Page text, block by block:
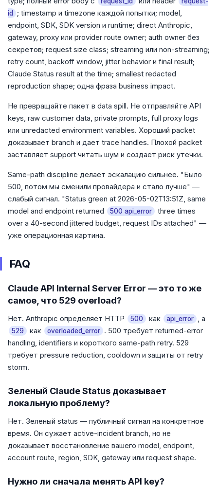
id
; timestamp и timezone каждой попытки; model,
endpoint, SDK, SDK version и runtime; direct Anthropic,
gateway, proxy или provider route owner; auth owner без
секретов; request size class; streaming или non-streaming;
retry count, backoff window, jitter behavior и final result;
Claude Status result at the time; smallest redacted
reproduction shape; одна фраза business impact.
Не превращайте пакет в data spill. Не отправляйте API
keys, raw customer data, private prompts, full proxy logs
или unredacted environment variables. Хороший packet
доказывает branch и дает trace handles. Плохой packet
заставляет support читать шум и создает риск утечки.
Same-path discipline делает эскалацию сильнее. "Было
500, потом мы сменили провайдера и стало лучше" —
слабый сигнал. "Status green at 2026-05-02T13:51Z, same
model and endpoint returned
500 api_error
three times
over a 40-second jittered budget, request IDs attached" —
уже операционная картина.
FAQ
Claude API Internal Server Error — это то же
самое, что 529 overload?
Нет. Anthropic определяет HTTP 500 как api_error , а
529 как overloaded_error . 500 требует returned-error
handling, identifiers и короткого same-path retry. 529
требует pressure reduction, cooldown и защиты от retry
storm.
Зеленый Claude Status доказывает
локальную проблему?
Нет. Зеленый status — публичный сигнал на конкретное
время. Он сужает active-incident branch, но не
доказывает восстановление вашего model, endpoint,
account route, region, SDK, gateway или request shape.
Нужно ли сначала менять API key?